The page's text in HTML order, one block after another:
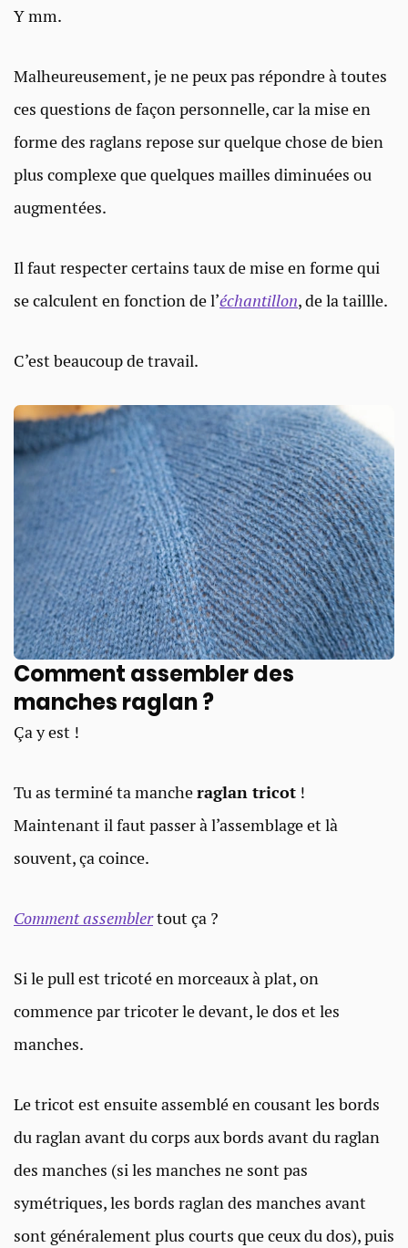
Y mm.
Malheureusement, je ne peux pas répondre à toutes
ces questions de façon personnelle, car la mise en
forme des raglans repose sur quelque chose de bien
plus complexe que quelques mailles diminuées ou
augmentées.
Il faut respecter certains taux de mise en forme qui
se calculent en fonction de l’échantillon, de la taillle.
C’est beaucoup de travail.
Comment assembler des
manches raglan ?​
Ça y est !
Tu as terminé ta mancheraglan tricot !
Maintenant il faut passer à l’assemblage et là
souvent, ça coince.
Comment assemblertout ça ?
Si le pull est tricoté en morceaux à plat, on
commence par tricoter le devant, le dos et les
manches.
Le tricot est ensuite assemblé en cousant les bords
du raglan avant du corps aux bords avant du raglan
des manches (si les manches ne sont pas
symétriques, les bords raglan des manches avant
sont généralement plus courts que ceux du dos), puis